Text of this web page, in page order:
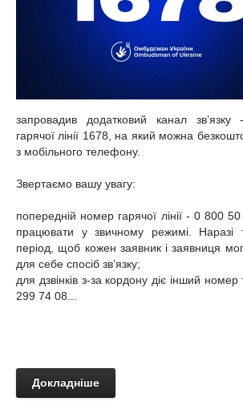
запровадив додатковий канал
гарячої лінії 1678, на який можна
з мобільного телефону.
Звертаємо вашу увагу:
попередній номер гарячої лінії - 0 800
працювати у звичному режимі. Наразі
період, щоб кожен заявник і заявниця
для себе спосіб зв’язку;
для дзвінків з-за кордону діє інший
299 74 08...
Докладніше